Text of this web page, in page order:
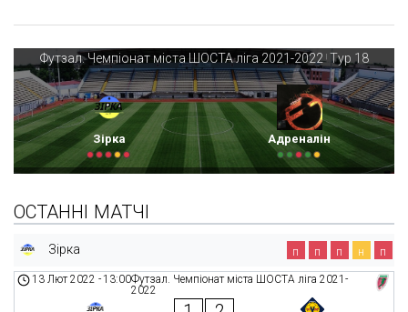
Футзал. Чемпіонат міста ШОСТА ліга 2021-2022 | Тур 18
Зірка Адреналін
ОСТАННІ МАТЧІ
Зірка п п п н п
Футзал. Чемпіонат міста ШОСТА ліга 2021-
2022
13 Лют 2022 -13:00